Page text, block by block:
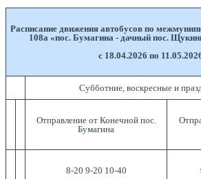
Расписание движения автобусов по
108а «пос. Бумагина - дачный пос.
с 18.04.2026 по
Субботние, воскресные и
Отправление от Конечной пос.
Бумагина
8-20 9-20 10-40